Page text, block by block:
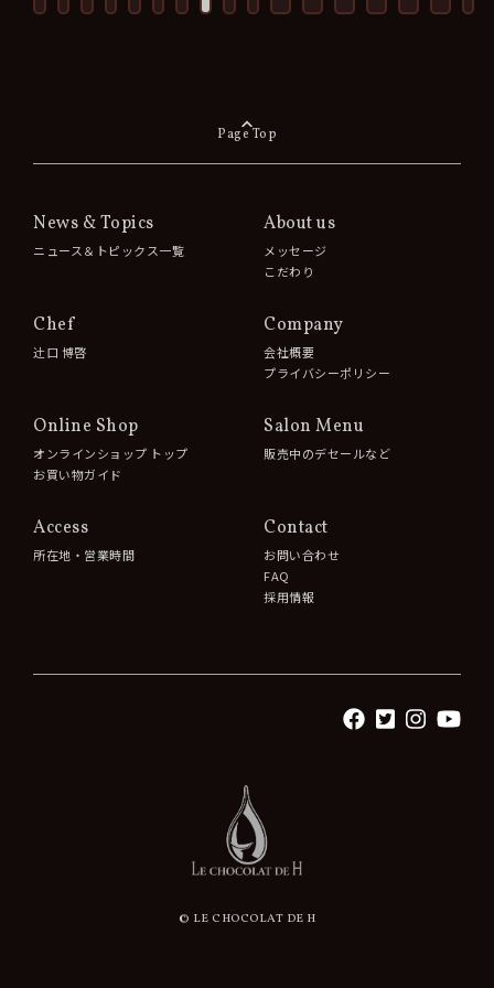
Page Top
News & Topics
ニュース＆トピックス一覧
About us
メッセージ
こだわり
Chef
辻󠄀口 博啓
Company
会社概要
プライバシーポリシー
Online Shop
オンラインショップ トップ
お買い物ガイド
Salon Menu
販売中のデセールなど
Access
所在地・営業時間
Contact
お問い合わせ
FAQ
採用情報
© LE CHOCOLAT DE H